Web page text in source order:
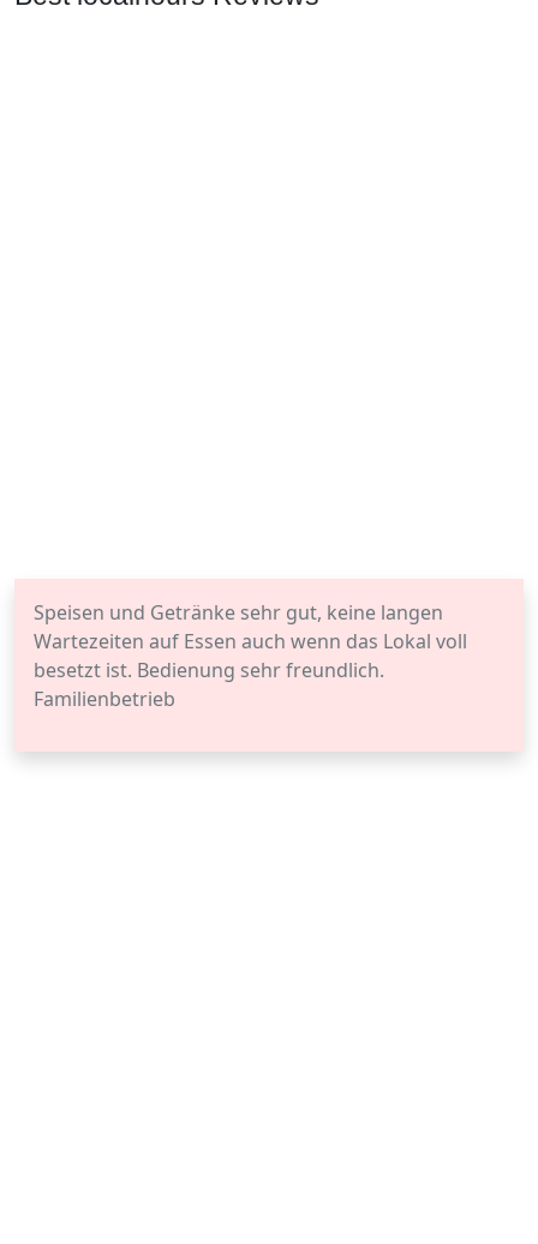
Speisen und Getränke sehr gut, keine langen
Wartezeiten auf Essen auch wenn das Lokal voll
besetzt ist. Bedienung sehr freundlich.
Familienbetrieb